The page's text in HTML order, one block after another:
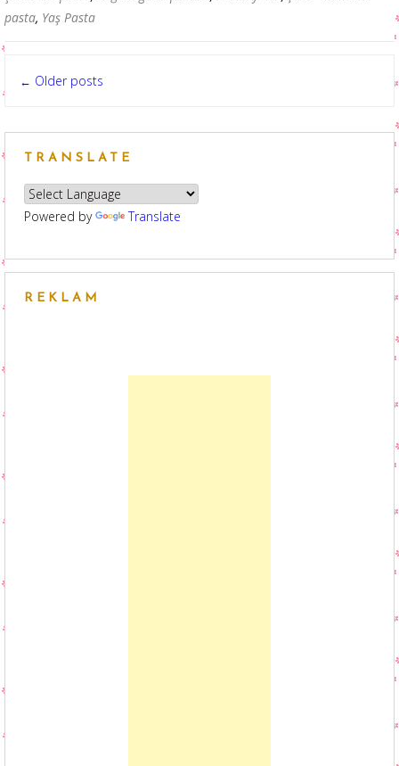
pasta, Yaş Pasta
Posts
navigation
← Older posts
TRANSLATE
Powered by Translate
REKLAM